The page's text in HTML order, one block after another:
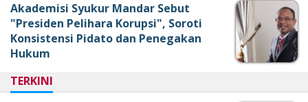
Akademisi Syukur Mandar Sebut
"Presiden Pelihara Korupsi", Soroti
Konsistensi Pidato dan Penegakan
Hukum
TERKINI